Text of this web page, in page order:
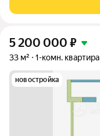
5 200 000 ₽
33 м² 1-комн. квартира
новостройка